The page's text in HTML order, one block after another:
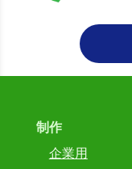
制作
企業用